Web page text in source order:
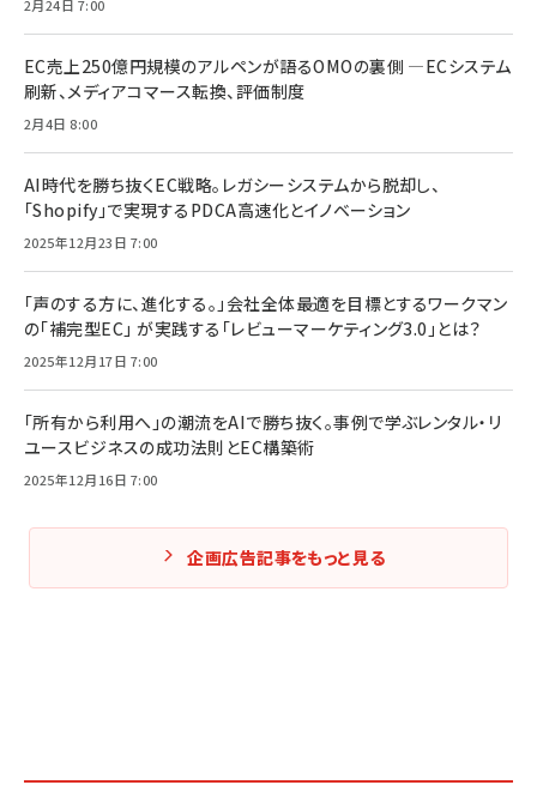
2月24日 7:00
EC売上250億円規模のアルペンが語るOMOの裏側 ―ECシステム
刷新、メディアコマース転換、評価制度
2月4日 8:00
AI時代を勝ち抜くEC戦略。レガシーシステムから脱却し、
「Shopify」で実現するPDCA高速化とイノベーション
2025年12月23日 7:00
「声のする方に、進化する。」会社全体最適を目標とするワークマン
の「補完型EC」 が実践する「レビューマーケティング3.0」とは？
2025年12月17日 7:00
「所有から利用へ」の潮流をAIで勝ち抜く。事例で学ぶレンタル・リ
ユースビジネスの成功法則とEC構築術
2025年12月16日 7:00
企画広告記事をもっと見る